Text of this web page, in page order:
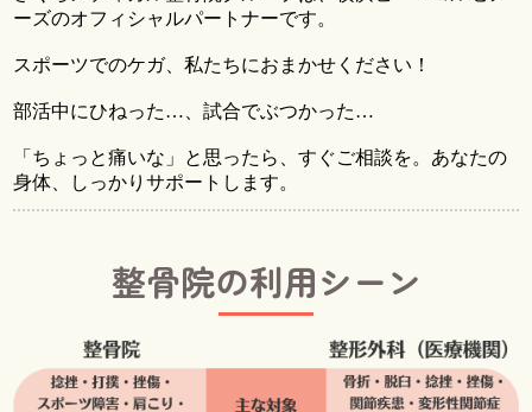
ーズのオフィシャルパートナーです。
スポーツでのケガ、私たちにおまかせください！
部活中にひねった…、試合でぶつかった…
「ちょっと痛いな」と思ったら、すぐご相談を。あなたの
身体、しっかりサポートします。
整骨院の利用シーン